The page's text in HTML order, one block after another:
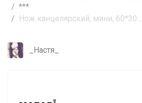
***
Нож канцелярский, мини, 60*30...
_Настя_